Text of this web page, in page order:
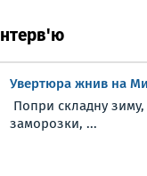
Увертюра жнив на
Попри складну зиму,
заморозки, ...